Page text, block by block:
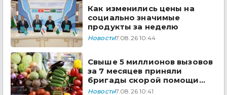
Как изменились цены на
социально значимые
продукты за неделю
Новости7.08.26 10:44
Свыше 5 миллионов вызовов
за 7 месяцев приняли
бригады скорой помощи
Казахстана
Новости7.08.26 10:41